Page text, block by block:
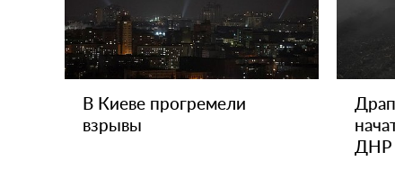
В Киеве прогремели
взрывы
ДНР